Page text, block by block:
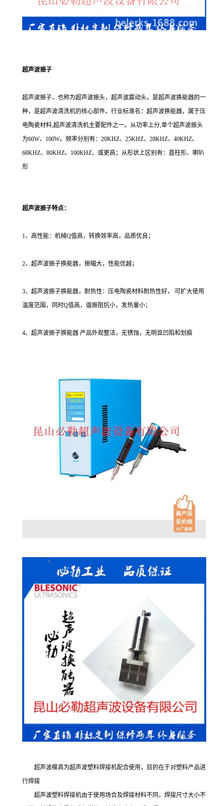
超声波振子
超声波振子，也称为超声波振头，超声波震动头，是超声波换能器的一
种，是超声波清洗机的核心部件。行业标准名：超声波换能器，属于压
电陶瓷材料,超声波清洗机主要配件之一。从功率上分,单个超声波振头
为60W、100W。频率分别有：20KHZ、25KHZ、28KHZ、40KHZ、
68KHZ、80KHZ、100KHZ、或更高；从形状上区别有：直柱形、喇叭
形
超声波振子特点：
1、高性能：机械Q值高，转换效率高，品质优良；
2、超声波振子换能器，振幅大，性能优越；
3、超声波振子换能器，耐热性：压电陶瓷材料耐热性好， 可扩大使用
温度范围，同时Q值高，谐振阻抗小，发热量小；
4、超声波振子换能器 产品外观整洁，无锈蚀，无明显凹陷和划痕
超声波模具为超声波塑料焊接机配合使用，目的在于对塑料产品进
行焊接
超声波塑料焊接机由于使用场合及焊接材料不同，焊接尺寸大小不